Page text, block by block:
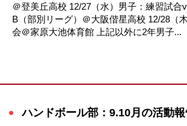
＠登美丘高校 12/27（水）男子：練習試合
B（部別リーグ）＠大阪偕星高校 12/28（
会＠家原大池体育館 上記以外に2年男子...
ハンドボール部：9.10月の活動